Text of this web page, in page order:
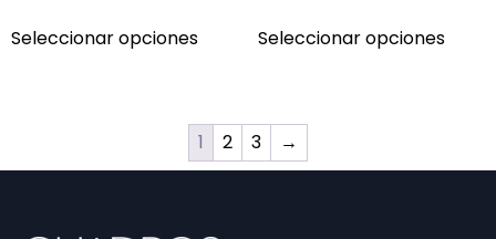
Seleccionar opciones Seleccionar opciones
1 2 3 →